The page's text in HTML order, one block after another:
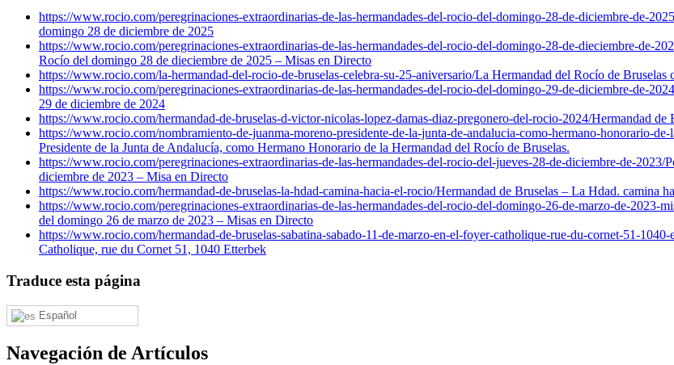
https://www.rocio.com/peregrinaciones-extraordinarias-de-las-hermandades-del-rocio-del-domingo-28-de-diciembre-de-
domingo 28 de diciembre de 2025
https://www.rocio.com/peregrinaciones-extraordinarias-de-las-hermandades-del-rocio-del-domingo-28-de-dieciembre-de-
Rocío del domingo 28 de dieciembre de 2025 – Misas en Directo
https://www.rocio.com/la-hermandad-del-rocio-de-bruselas-celebra-su-25-aniversario/La Hermandad del Rocío de Bruselas
https://www.rocio.com/peregrinaciones-extraordinarias-de-las-hermandades-del-rocio-del-domingo-29-de-diciembre-de-
29 de diciembre de 2024
https://www.rocio.com/hermandad-de-bruselas-d-victor-nicolas-lopez-damas-diaz-pregonero-del-rocio-2024/Hermandad de
https://www.rocio.com/nombramiento-de-juanma-moreno-presidente-de-la-junta-de-andalucia-como-hermano-honorario-
Presidente de la Junta de Andalucía, como Hermano Honorario de la Hermandad del Rocío de Bruselas.
https://www.rocio.com/peregrinaciones-extraordinarias-de-las-hermandades-del-rocio-del-jueves-28-de-diciembre-de-2023/
diciembre de 2023 – Misa en Directo
https://www.rocio.com/hermandad-de-bruselas-la-hdad-camina-hacia-el-rocio/Hermandad de Bruselas – La Hdad. camina
https://www.rocio.com/peregrinaciones-extraordinarias-de-las-hermandades-del-rocio-del-domingo-26-de-marzo-de-2023-
del domingo 26 de marzo de 2023 – Misas en Directo
https://www.rocio.com/hermandad-de-bruselas-sabatina-sabado-11-de-marzo-en-el-foyer-catholique-rue-du-cornet-51-1040-
Catholique, rue du Cornet 51, 1040 Etterbek
Traduce esta página
Español
Navegación de Artículos